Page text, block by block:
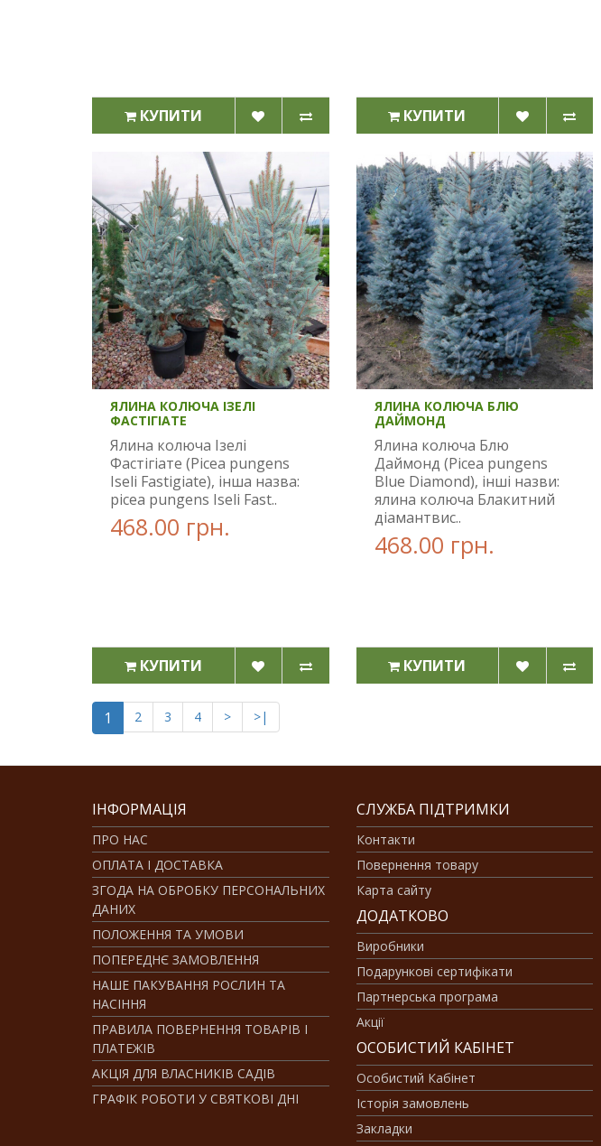
КУПИТИ КУПИТИ
ЯЛИНА КОЛЮЧА ІЗЕЛІ
ФАСТІГІАТЕ
Ялина колюча Ізелі
Фастігіате (Picea pungens
Iseli Fastigiate), інша назва:
picea pungens Iseli Fast..
468.00 грн.
КУПИТИ
ЯЛИНА КОЛЮЧА БЛЮ
ДАЙМОНД
Ялина колюча Блю
Даймонд (Picea pungens
Blue Diamond), інші назви:
ялина колюча Блакитний
діамантвис..
468.00 грн.
КУПИТИ
1 2 3 4 > >|
ІНФОРМАЦІЯ
ПРО НАС
ОПЛАТА І ДОСТАВКА
ЗГОДА НА ОБРОБКУ ПЕРСОНАЛЬНИХ
ДАНИХ
ПОЛОЖЕННЯ ТА УМОВИ
ПОПЕРЕДНЄ ЗАМОВЛЕННЯ
НАШЕ ПАКУВАННЯ РОСЛИН ТА
НАСІННЯ
ПРАВИЛА ПОВЕРНЕННЯ ТОВАРІВ І
ПЛАТЕЖІВ
АКЦІЯ ДЛЯ ВЛАСНИКІВ САДІВ
ГРАФІК РОБОТИ У СВЯТКОВІ ДНІ
СЛУЖБА ПІДТРИМКИ
Контакти
Повернення товару
Карта сайту
ДОДАТКОВО
Виробники
Подарункові сертифікати
Партнерська програма
Акції
ОСОБИСТИЙ КАБІНЕТ
Особистий Кабінет
Історія замовлень
Закладки